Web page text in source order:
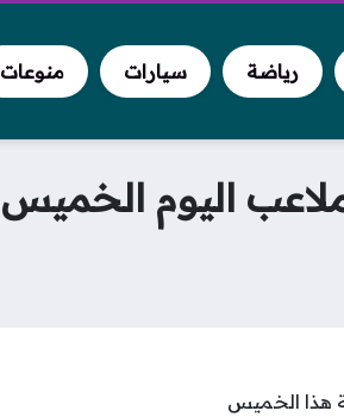
رياضة سيارات منوعات
اليوم الخميس
هذا الخميس